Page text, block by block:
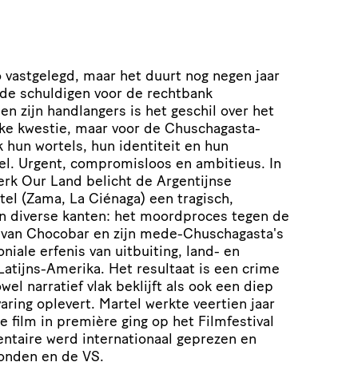
maar het duurt nog negen jaar
schuldigen voor de rechtbank
zijn handlangers is het geschil over het
kwestie, maar voor de Chuschagasta-
hun wortels, hun identiteit en hun
Urgent, compromisloos en ambitieus. In
Our Land belicht de Argentijnse
(Zama, La Ciénaga) een tragisch,
diverse kanten: het moordproces tegen de
Chocobar en zijn mede-Chuschagasta's
erfenis van uitbuiting, land- en
Amerika. Het resultaat is een crime
narratief vlak beklijft als ook een diep
oplevert. Martel werkte veertien jaar
film in première ging op het Filmfestival
werd internationaal geprezen en
en de VS.